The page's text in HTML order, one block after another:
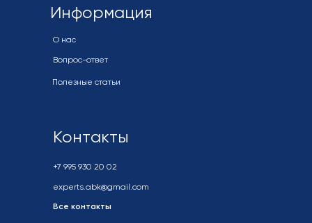
Информация
О нас
Контакты
+7 995 930 20 02
Вопрос-ответ
Полезные статьи
experts.abk@gmail.com
Все контакты